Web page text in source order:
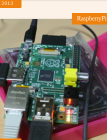
2013
RaspberryPi